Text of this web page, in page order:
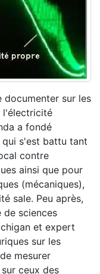
documenter sur les
l'électricité
a fondé
qui s'est battu tant
contre
ainsi que pour
(mécaniques),
sale. Peu après,
de sciences
et expert
sur les
mesurer
ceux des